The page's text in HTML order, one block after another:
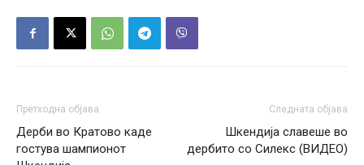
Претходна објава
Дерби во Кратово каде
гостува шампионот
Следната објава
Шкендија славеше во
дербито со Силекс (ВИДЕО)